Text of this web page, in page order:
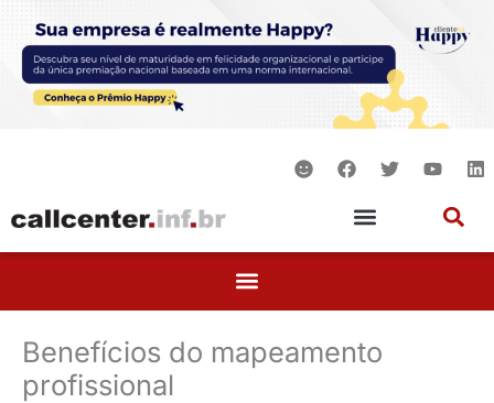
conteúdo
S
m
F
a
e
b
o
T
w
e
Y
o
b
L
i
d
Benefícios do mapeamento
profissional